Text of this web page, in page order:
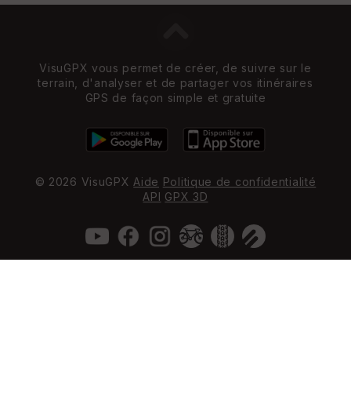
VisuGPX vous permet de créer, de suivre sur le
terrain, d'analyser et de partager vos itinéraires
GPS de façon simple et gratuite
© 2026 VisuGPX Aide Politique de confidentialité
API GPX 3D